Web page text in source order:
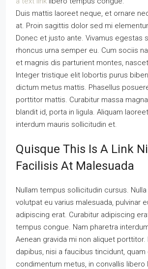
Duis mattis laoreet neque, et ornare
at. Proin sagittis dolor sed mi
Donec et justo ante. Vivamus egestas
rhoncus urna semper eu. Cum sociis
et magnis dis parturient montes,
Integer tristique elit lobortis purus
dictum metus mattis. Phasellus
porttitor mattis. Curabitur massa
blandit id, porta in ligula. Aliquam
interdum mauris sollicitudin et.
Quisque This Is A Link
Facilisis At Malesuada
Nullam tempus sollicitudin cursus.
volutpat eu varius malesuada, pulvinar
adipiscing erat. Curabitur adipiscing
tempus congue. Nam pharetra
Aenean gravida mi non aliquet porttitor.
dapibus, nisi a faucibus tincidunt, quam
condimentum metus, in convallis libero